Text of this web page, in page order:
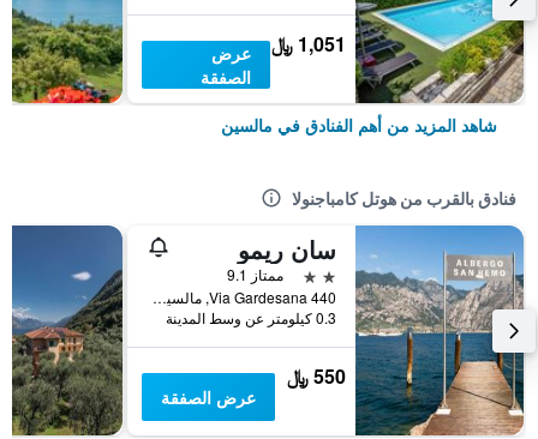
1,051 ﷼
عرض
الصفقة
شاهد المزيد من أهم الفنادق في مالسين
فنادق بالقرب من هوتل كامباجنولا
سان ريمو
2 نجمتين
ممتاز 9.1
Via Gardesana 440, مالسين, فينيتو, إيطاليا
0.3 كيلومتر عن وسط المدينة
550 ﷼
عرض الصفقة